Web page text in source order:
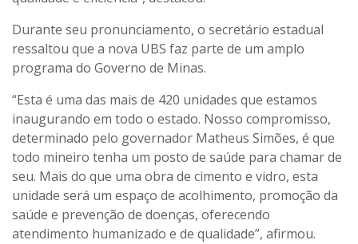
Durante seu pronunciamento, o secretário estadual
ressaltou que a nova UBS faz parte de um amplo
programa do Governo de Minas.
“Esta é uma das mais de 420 unidades que estamos
inaugurando em todo o estado. Nosso compromisso,
determinado pelo governador Matheus Simões, é que
todo mineiro tenha um posto de saúde para chamar de
seu. Mais do que uma obra de cimento e vidro, esta
unidade será um espaço de acolhimento, promoção da
saúde e prevenção de doenças, oferecendo
atendimento humanizado e de qualidade”, afirmou.